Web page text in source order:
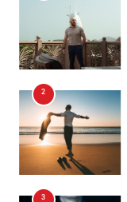
2
3